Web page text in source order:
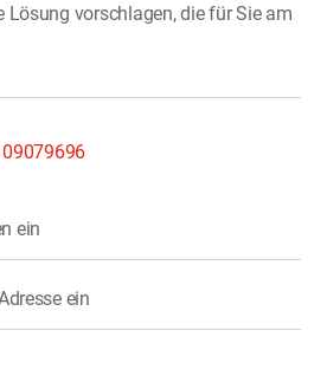
Lösung vorschlagen, die für Sie am
ein
ein